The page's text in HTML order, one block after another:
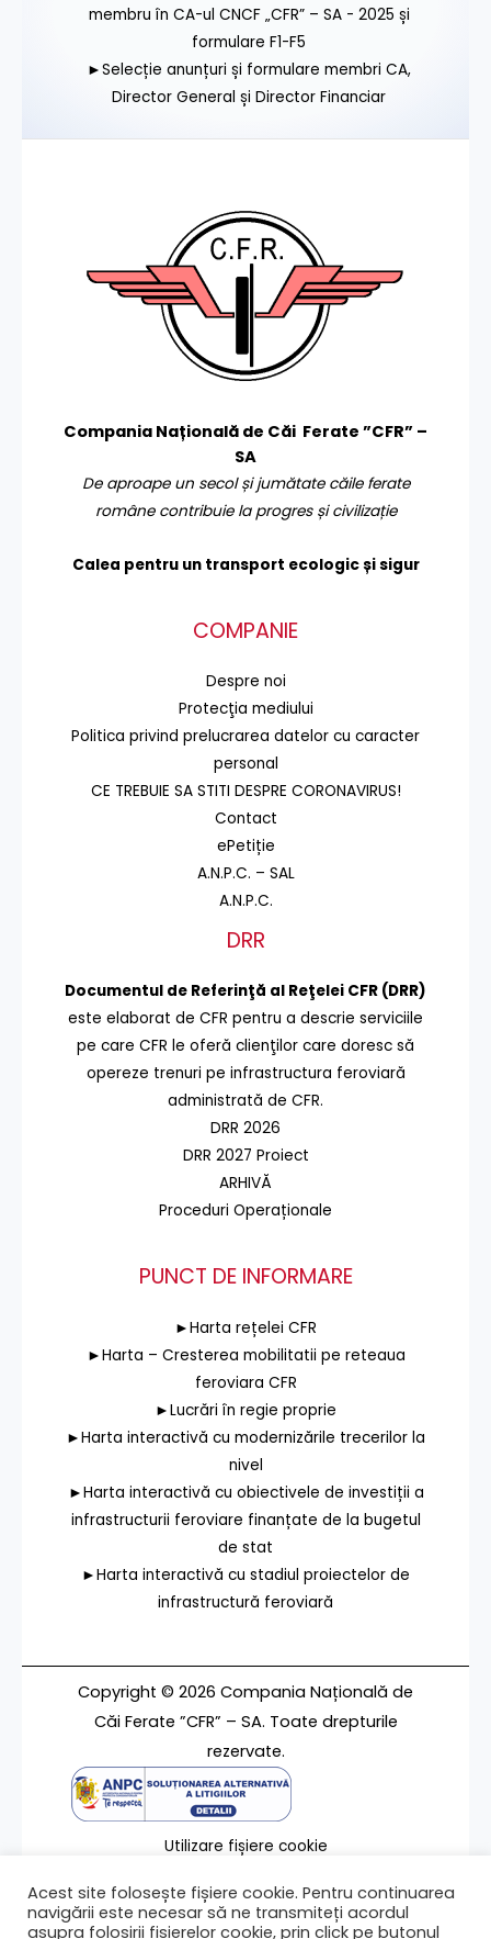
membru în CA-ul CNCF „CFR” – SA - 2025 și
formulare F1-F5
►Selecție anunțuri și formulare membri CA,
Director General și Director Financiar
Compania Națională de Căi Ferate ”CFR” –
SA
De aproape un secol și jumătate căile ferate
române contribuie la progres și civilizație
Calea pentru un transport ecologic și sigur
COMPANIE
Despre noi
Protecţia mediului
Politica privind prelucrarea datelor cu caracter
personal
CE TREBUIE SA STITI DESPRE CORONAVIRUS!
Contact
ePetiție
A.N.P.C. – SAL
A.N.P.C.
DRR
Documentul de Referinţă al Reţelei CFR (DRR)
este elaborat de CFR pentru a descrie serviciile
pe care CFR le oferă clienţilor care doresc să
opereze trenuri pe infrastructura feroviară
administrată de CFR.
DRR 2026
DRR 2027 Proiect
ARHIVĂ
Proceduri Operaționale
PUNCT DE INFORMARE
►Harta rețelei CFR
►Harta – Cresterea mobilitatii pe reteaua
feroviara CFR
►Lucrări în regie proprie
►Harta interactivă cu modernizările trecerilor la
nivel
►Harta interactivă cu obiectivele de investiții a
infrastructurii feroviare finanțate de la bugetul
de stat
►Harta interactivă cu stadiul proiectelor de
infrastructură feroviară
Copyright © 2026 Compania Națională de
Căi Ferate ”CFR” – SA. Toate drepturile
rezervate.
Utilizare fișiere cookie
Contact
Acest site folosește fișiere cookie. Pentru continuarea
navigării este necesar să ne transmiteți acordul
asupra folosirii fișierelor cookie, prin click pe butonul